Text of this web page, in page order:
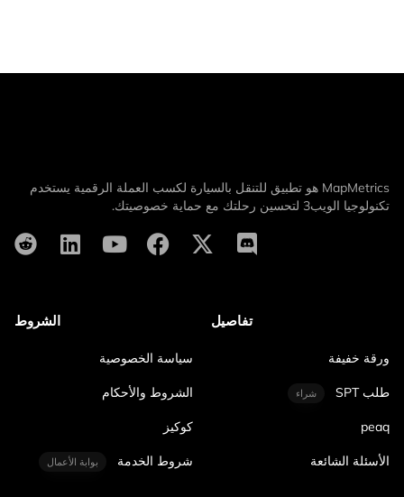
MapMetrics هو تطبيق للتنقل بالسيارة لكسب العملة الرقمية يستخدم
تكنولوجيا الويب3 لتحسين رحلتك مع حماية خصوصيتك.
تفاصيل
ورقة خفيفة
طلب SPT شراء
peaq
الأسئلة الشائعة
الشروط
سياسة الخصوصية
الشروط والأحكام
كوكيز
شروط الخدمة بوابة الأعمال